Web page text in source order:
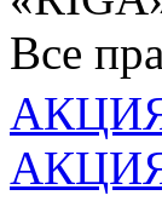
Все